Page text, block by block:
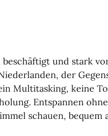
und stark
der
Multi­tasking, keine
Entspannen
schauen, bequem